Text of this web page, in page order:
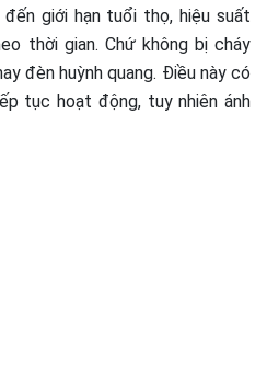
giới hạn tuổi thọ, hiệu suất
thời gian. Chứ không bị cháy
đèn huỳnh quang. Điều này có
tục hoạt động, tuy nhiên ánh